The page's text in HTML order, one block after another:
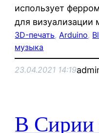
использует
для визуализации
3D-печать, Arduino,
музыка
23.04.2021 14:19
В